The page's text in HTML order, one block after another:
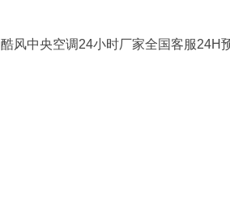
酷风中央空调24小时厂家全国客服24H